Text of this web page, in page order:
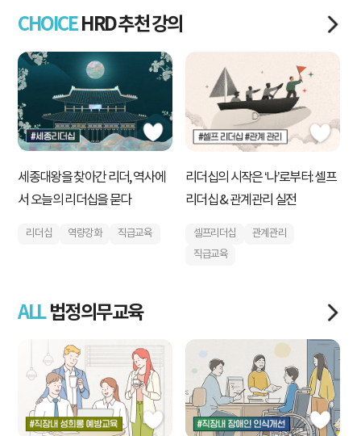
CHOICEHRD 추천 강의
세종대왕을 찾아간 리더, 역사에
서 오늘의 리더십을 묻다
리더십 역량강화 직급교육
리더십의 시작은 ‘나’로부터: 셀프
리더십 & 관계관리 실전
셀프리더십
관계관리
직급교육
ALL법정의무교육